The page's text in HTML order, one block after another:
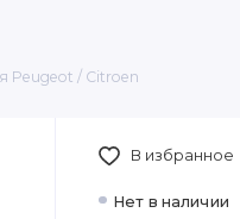
Peugeot / Citroen
Нет в наличии
В избранное